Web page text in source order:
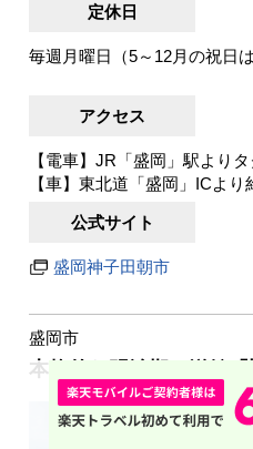
定休日
毎週月曜日（5～12月の祝日
アクセス
【電車】JR「盛岡」駅より
【車】東北道「盛岡」ICより
公式サイト
盛岡神子田朝市
盛岡市
本格的な明治期の洋館「